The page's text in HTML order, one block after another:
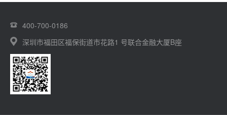
400-700-0186
深圳市福田区福保街道市花路1 号联合金融大厦B座